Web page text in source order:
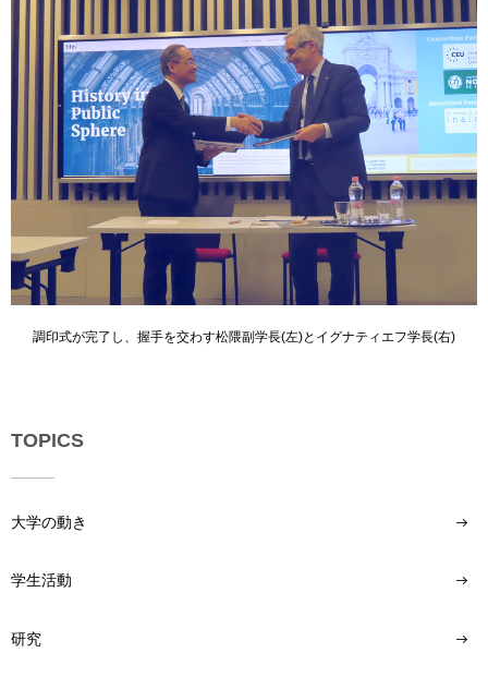
調印式が完了し、握手を交わす松隈副学長(左)とイグナティエフ学長(右)
TOPICS
大学の動き
学生活動
研究